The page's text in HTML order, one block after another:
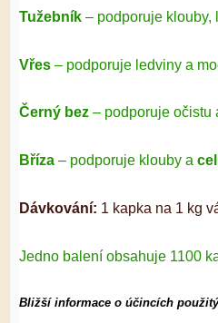
Tužebník – podporuje klouby,
Vřes – podporuje ledviny a
Černý bez – podporuje očistu
Bříza – podporuje klouby a
Dávkování: 1 kapka na 1 kg
Jedno balení obsahuje 1100
Bližší informace o účincích